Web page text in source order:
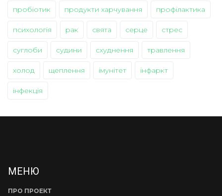
пробіотик продукти харчування профілактика
психологія рак свята серце стрес
суглоби судини схуднення травлення
холод щеплення імунітет інфаркт
інфекція
МЕНЮ
ПРО ПРОЕКТ